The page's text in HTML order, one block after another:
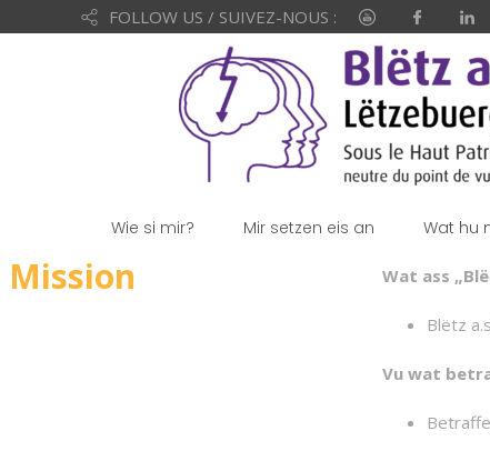
FOLLOW US / SUIVEZ-NOUS :
Wie si mir? Mir setzen eis an Wat hu
Mission Wat ass
Blëtz
Vu wat